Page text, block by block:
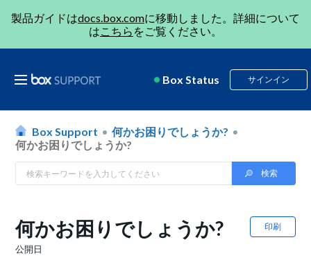
製品ガイドはdocs.box.comに移動しました。詳細について
はこちら をご覧ください。
Box Status サインイン
Box Support
何かお困りでしょうか?
何かお困りでしょうか?
印刷
何かお困りでしょうか?
公開日